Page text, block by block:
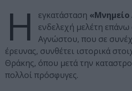
Η εγκατάσταση
ενδελεχή μελέτη
Αγνώστου, που σε
έρευνας, συνθέτει ιστορικά
Θράκης, όπου μετά την
πολλοί πρόσφυγες.